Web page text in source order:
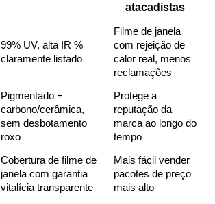
atacadistas
99% UV, alta IR %
claramente listado
Filme de janela
com rejeição de
calor real, menos
reclamações
Pigmentado +
carbono/cerâmica,
sem desbotamento
roxo
Protege a
reputação da
marca ao longo do
tempo
Cobertura de filme de
janela com garantia
vitalícia transparente
Mais fácil vender
pacotes de preço
mais alto